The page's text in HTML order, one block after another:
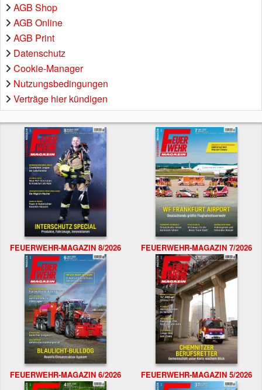
AGB Shop
AGB Online
AGB Print
Datenschutz
Cookie-Manager
Nutzungsbedingungen
Verträge hier kündigen
FEUERWEHR-MAGAZIN 8/2026 FEUERWEHR-MAGAZIN 7/2026
FEUERWEHR-MAGAZIN 6/2026 FEUERWEHR-MAGAZIN 5/2026